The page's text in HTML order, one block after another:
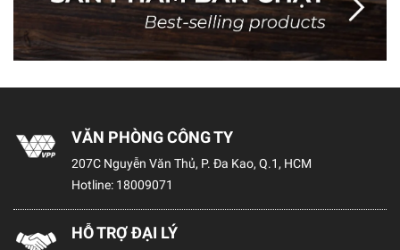
VĂN PHÒNG CÔNG TY
207C Nguyễn Văn Thủ, P. Đa Kao, Q.1, HCM
Hotline: 18009071
HỖ TRỢ ĐẠI LÝ